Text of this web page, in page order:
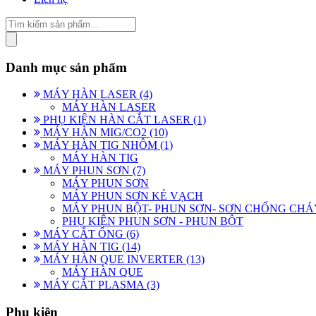
Danh mục sản phẩm
MÁY HÀN LASER (4)
MÁY HÀN LASER
PHỤ KIỆN HÀN CẮT LASER (1)
MÁY HÀN MIG/CO2 (10)
MÁY HÀN TIG NHÔM (1)
MÁY HÀN TIG
MÁY PHUN SƠN (7)
MÁY PHUN SƠN
MÁY PHUN SƠN KẺ VẠCH
MÁY PHUN BỘT- PHUN SƠN- SƠN CHỐNG
PHỤ KIỆN PHUN SƠN - PHUN BỘT
MÁY CẮT ỐNG (6)
MÁY HÀN TIG (14)
MÁY HÀN QUE INVERTER (13)
MÁY HÀN QUE
MÁY CẮT PLASMA (3)
Phụ kiện